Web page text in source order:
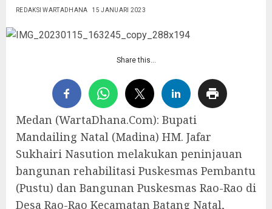
REDAKSI WARTADHANA 15 JANUARI 2023
Share this…
Medan (WartaDhana.Com): Bupati
Mandailing Natal (Madina) HM. Jafar
Sukhairi Nasution melakukan peninjauan
bangunan rehabilitasi Puskesmas Pembantu
(Pustu) dan Bangunan Puskesmas Rao-Rao di
Desa Rao-Rao Kecamatan Batang Natal,